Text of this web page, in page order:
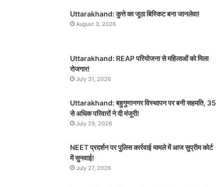
Uttarakhand: कुत्ते का जूठा बिस्किट बना जानलेवा!
August 3, 2026
Uttarakhand: REAP परियोजना से महिलाओं को मिला
रोजगार!
July 31, 2026
Uttarakhand: बहुगुणानगर विस्थापन पर बनी सहमति, 35
से अधिक परिवारों ने दी मंजूरी!
July 29, 2026
NEET प्रदर्शन पर पुलिस कार्रवाई मामले में आज सुप्रीम कोर्ट
में सुनवाई!
July 27, 2026